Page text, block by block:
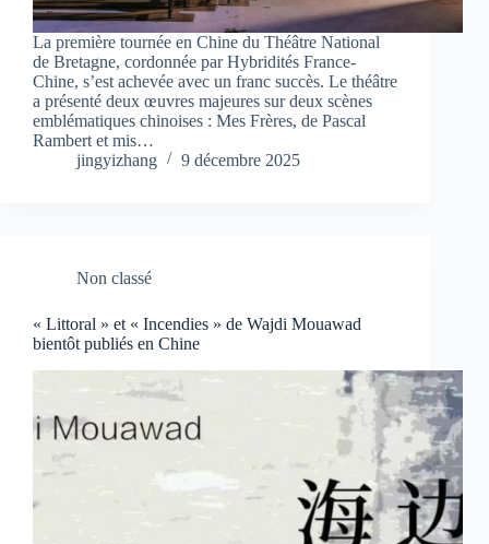
La première tournée en Chine du Théâtre National
de Bretagne, cordonnée par Hybridités France-
Chine, s’est achevée avec un franc succès. Le théâtre
a présenté deux œuvres majeures sur deux scènes
emblématiques chinoises : Mes Frères, de Pascal
Rambert et mis…
jingyizhang
9 décembre 2025
Non classé
« Littoral » et « Incendies » de Wajdi Mouawad
bientôt publiés en Chine